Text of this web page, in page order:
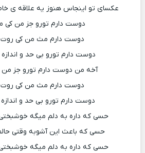
عکسای تو اینجاس هنوز یه علاقه ی
دوست دارم تورو جز من کی
دوست دارم مث من کی
دوست دارم تورو بی حد و
آخه من دوست دارم تورو جز
دوست دارم مث من کی
دوست دارم تورو بی حد و
حسی که داره به دلم میگه
حسی که باعث این آشوبه وقتی
حسی که داره به دلم میگه